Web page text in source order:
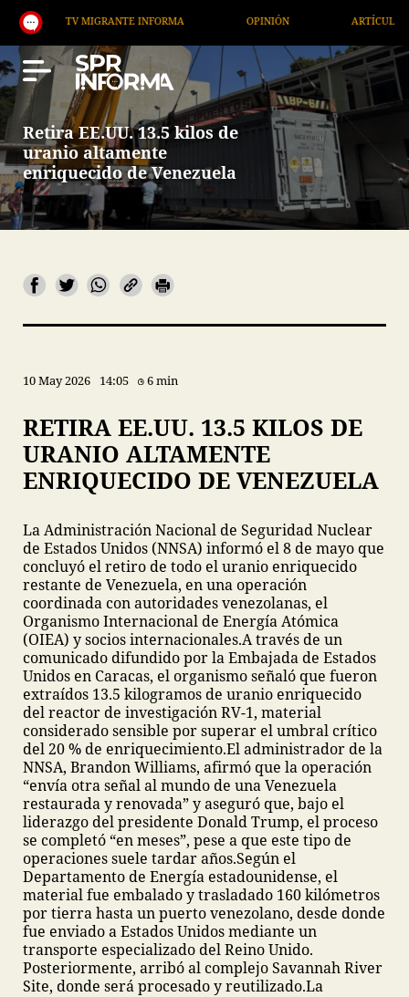
TV MIGRANTE INFORMA ARTÍCULOS
Retira EE.UU. 13.5 kilos de
uranio altamente
enriquecido de Venezuela
10 May 2026 14:05 6 min
RETIRA EE.UU. 13.5 KILOS DE
URANIO ALTAMENTE
ENRIQUECIDO DE VENEZUELA
La Administración Nacional de Seguridad Nuclear
de Estados Unidos (NNSA) informó el 8 de mayo que
concluyó el retiro de todo el uranio enriquecido
restante de Venezuela, en una operación
coordinada con autoridades venezolanas, el
Organismo Internacional de Energía Atómica
(OIEA) y socios internacionales.A través de un
comunicado difundido por la Embajada de Estados
Unidos en Caracas, el organismo señaló que fueron
extraídos 13.5 kilogramos de uranio enriquecido
del reactor de investigación RV-1, material
considerado sensible por superar el umbral crítico
del 20 % de enriquecimiento.El administrador de la
NNSA, Brandon Williams, afirmó que la operación
“envía otra señal al mundo de una Venezuela
restaurada y renovada” y aseguró que, bajo el
liderazgo del presidente Donald Trump, el proceso
se completó “en meses”, pese a que este tipo de
operaciones suele tardar años.Según el
Departamento de Energía estadounidense, el
material fue embalado y trasladado 160 kilómetros
por tierra hasta un puerto venezolano, desde donde
fue enviado a Estados Unidos mediante un
transporte especializado del Reino Unido.
Posteriormente, arribó al complejo Savannah River
Site, donde será procesado y reutilizado.La